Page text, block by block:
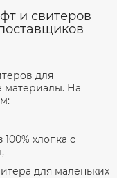
и свитеров
для
материалы. На
хлопка с
для маленьких